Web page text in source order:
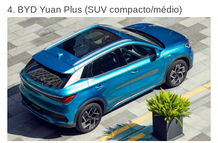
4. BYD Yuan Plus (SUV compacto/médio)